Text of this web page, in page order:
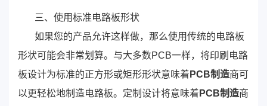
三、使用标准电路板形状
如果您的产品允许这样做，那么使用传统的电路板
形状可能会非常划算。与大多数PCB一样，将印刷电路
板设计为标准的正方形或矩形形状意味着 PCB制造商可
以更轻松地制造电路板。定制设计将意味着 PCB制造商